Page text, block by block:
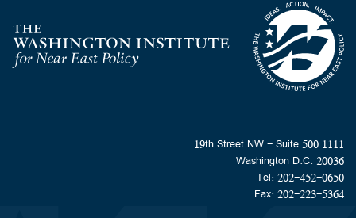
Homepage
1111 19th Street NW - Suite 500
Washington D.C. 20036
Tel: 202-452-0650
Fax: 202-223-5364